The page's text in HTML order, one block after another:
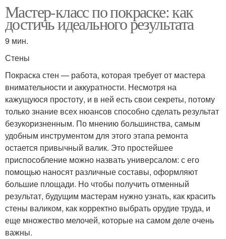
Мастер-класс по покраске: как
достичь идеального результата
9 мин.
Стены
Покраска стен — работа, которая требует от мастера
внимательности и аккуратности. Несмотря на
кажущуюся простоту, и в ней есть свои секреты, потому
только знание всех нюансов способно сделать результат
безукоризненным. По мнению большинства, самым
удобным инструментом для этого этапа ремонта
остается привычный валик. Это простейшее
приспособление можно назвать универсалом: с его
помощью наносят различные составы, оформляют
большие площади. Но чтобы получить отменный
результат, будущим мастерам нужно узнать, как красить
стены валиком, как корректно выбрать орудие труда, и
еще множество мелочей, которые на самом деле очень
важны.